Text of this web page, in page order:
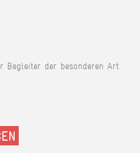
der besonderen Art.